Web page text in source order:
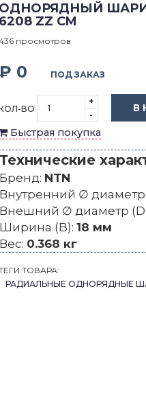
ОДНОРЯДНЫЙ
6208 ZZ CM
просмотров
0 ПОД ЗАКАЗ
ВО
+
-
В
Быстрая покупка
NTN
∅ диаметр
∅ диаметр
(B): 18 мм
0.368 кг
ТОВАРА:
РАДИАЛЬНЫЕ ОДНОРЯДНЫЕ